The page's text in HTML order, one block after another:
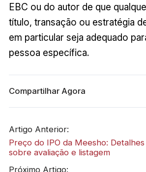
EBC ou do autor de que
título, transação ou estratégia
em particular seja adequado
pessoa específica.
Compartilhar Agora
Artigo Anterior:
Preço do IPO da Meesho:
sobre avaliação e listagem
Próximo Artigo: